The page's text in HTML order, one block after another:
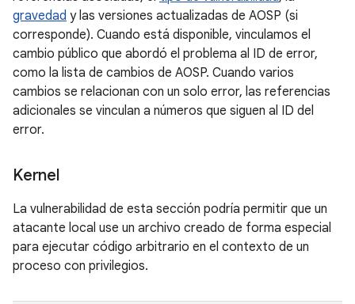
gravedad y las versiones actualizadas de AOSP (si
corresponde). Cuando está disponible, vinculamos el
cambio público que abordó el problema al ID de error,
como la lista de cambios de AOSP. Cuando varios
cambios se relacionan con un solo error, las referencias
adicionales se vinculan a números que siguen al ID del
error.
Kernel
La vulnerabilidad de esta sección podría permitir que un
atacante local use un archivo creado de forma especial
para ejecutar código arbitrario en el contexto de un
proceso con privilegios.